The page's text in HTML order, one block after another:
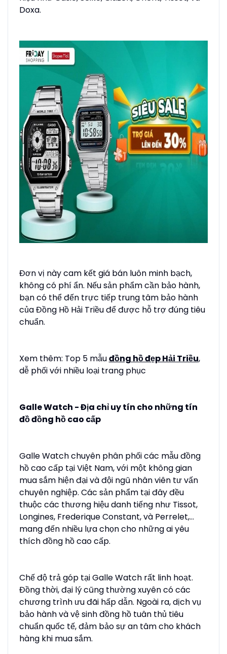
Doxa.
Đơn vị này cam kết giá bán luôn minh bạch,
không có phí ẩn. Nếu sản phẩm cần bảo hành,
bạn có thể đến trực tiếp trung tâm bảo hành
của Đồng Hồ Hải Triều để được hỗ trợ đúng tiêu
chuẩn.
Xem thêm: Top 5 mẫuđồng hồ đẹp Hải Triều,
dễ phối với nhiều loại trang phục
Galle Watch - Địa chỉ uy tín cho những tín
đồ đồng hồ cao cấp
Galle Watch chuyên phân phối các mẫu đồng
hồ cao cấp tại Việt Nam, với một không gian
mua sắm hiện đại và đội ngũ nhân viên tư vấn
chuyên nghiệp. Các sản phẩm tại đây đều
thuộc các thương hiệu danh tiếng như Tissot,
Longines, Frederique Constant, và Perrelet,...
mang đến nhiều lựa chọn cho những ai yêu
thích đồng hồ cao cấp.
Chế độ trả góp tại Galle Watch rất linh hoạt.
Đồng thời, đại lý cũng thường xuyên có các
chương trình ưu đãi hấp dẫn. Ngoài ra, dịch vụ
bảo hành và vệ sinh đồng hồ tuân thủ tiêu
chuẩn quốc tế, đảm bảo sự an tâm cho khách
hàng khi mua sắm.